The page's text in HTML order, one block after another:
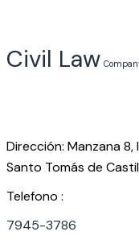
Civil Law
Dirección: Manzana
Santo Tomás de
Telefono :
7945-3786